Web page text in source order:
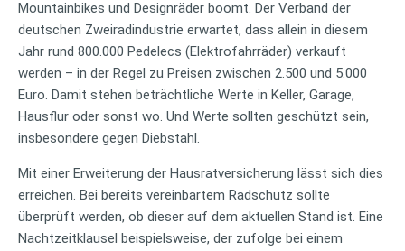
Mountainbikes und Designräder boomt. Der Verband der
deutschen Zweiradindustrie erwartet, dass allein in diesem
Jahr rund 800.000 Pedelecs (Elektrofahrräder) verkauft
werden – in der Regel zu Preisen zwischen 2.500 und 5.000
Euro. Damit stehen beträchtliche Werte in Keller, Garage,
Hausflur oder sonst wo. Und Werte sollten geschützt sein,
insbesondere gegen Diebstahl.
Mit einer Erweiterung der Hausratversicherung lässt sich dies
erreichen. Bei bereits vereinbartem Radschutz sollte
überprüft werden, ob dieser auf dem aktuellen Stand ist. Eine
Nachtzeitklausel beispielsweise, der zufolge bei einem